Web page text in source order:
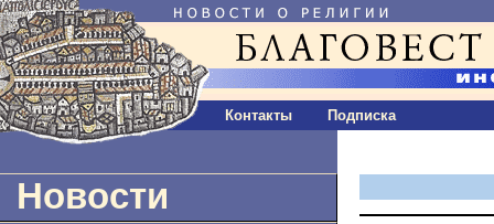
Контакты Подписка
Новости